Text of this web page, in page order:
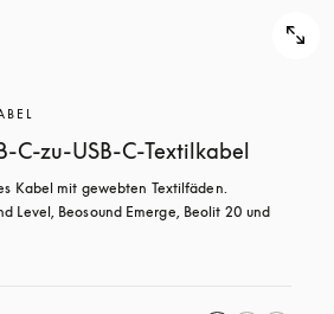
C-zu-USB-C-Textilkabel
Kabel mit gewebten Textilfäden.
Level, Beosound Emerge, Beolit 20 und